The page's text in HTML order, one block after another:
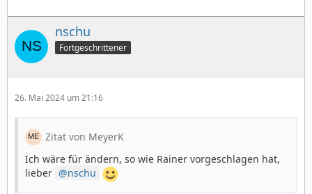
nschu
Fortgeschrittener
26. Mai 2024 um 21:16
Zitat von MeyerK
Ich wäre für ändern, so wie Rainer vorgeschlagen hat,
lieber
nschu